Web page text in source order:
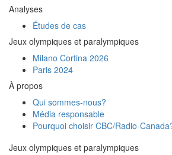
Analyses
Études de cas
Jeux olympiques et paralympiques
Milano Cortina 2026
Paris 2024
À propos
Qui sommes-nous?
Média responsable
Pourquoi choisir CBC/Radio-
Jeux olympiques et paralympiques